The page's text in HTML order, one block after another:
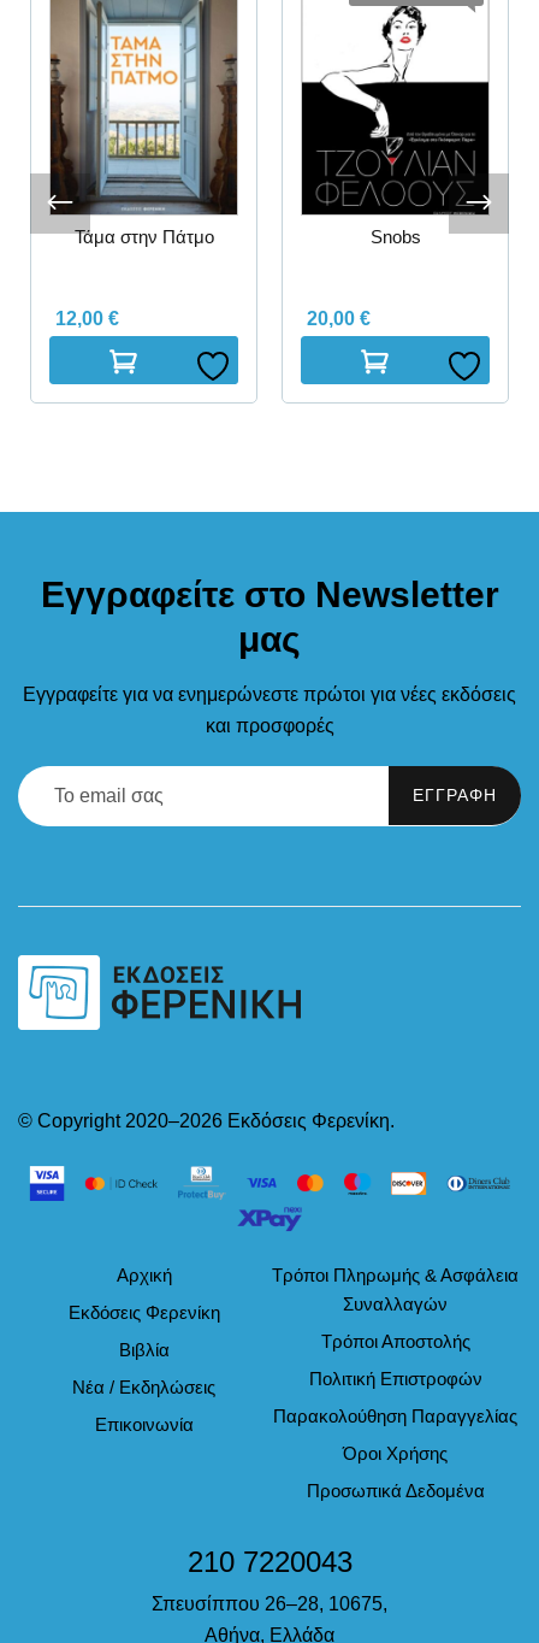
Τάμα στην Πάτμο
12,00 €
Snobs
20,00 €
Εγγραφείτε στο Newsletter
μας
Εγγραφείτε για να ενημερώνεστε πρώτοι για νέες εκδόσεις
και προσφορές
© Copyright 2020–2026 Εκδόσεις Φερενίκη.
Αρχική
Εκδόσεις Φερενίκη
Βιβλία
Νέα / Εκδηλώσεις
Επικοινωνία
Τρόποι Πληρωμής & Ασφάλεια
Συναλλαγών
Τρόποι Αποστολής
Πολιτική Επιστροφών
Παρακολούθηση Παραγγελίας
Όροι Χρήσης
Προσωπικά Δεδομένα
210 7220043
Σπευσίππου 26–28, 10675,
Αθήνα, Ελλάδα